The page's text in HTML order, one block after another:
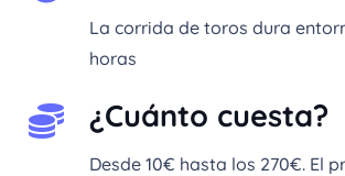
La corrida de toros dura
horas
¿Cuánto cuesta?
Desde 10€ hasta los 270€. El